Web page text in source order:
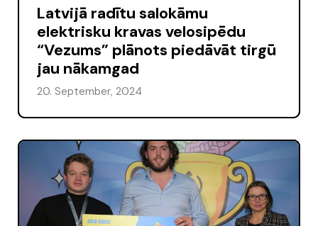
Latvijā radītu salokāmu
elektrisku kravas velosipēdu
“Vezums” plānots piedāvāt tirgū
jau nākamgad
20. September, 2024